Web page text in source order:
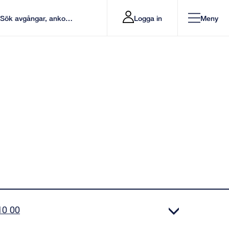
Logga in Meny
00